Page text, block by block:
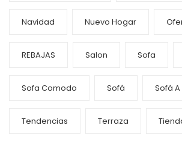
Navidad Nuevo Hogar
REBAJAS Salon Sofa
Sofa Comodo Sofá Sofá
Tendencias Terraza